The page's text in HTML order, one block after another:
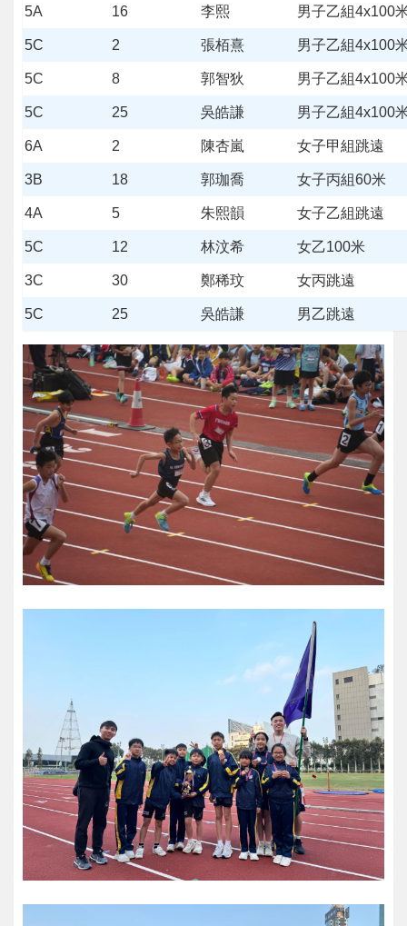
5A 16 李熙 男子乙組4x100
5C 2 張栢熹 男子乙組4x100
5C 8 郭智狄 男子乙組4x100
5C 25 吳皓謙 男子乙組4x100
6A 2 陳杏嵐 女子甲組跳遠
3B 18 郭珈喬 女子丙組60米
4A 5 朱熙韻 女子乙組跳遠
5C 12 林汶希 女乙100米
3C 30 鄭稀玟 女丙跳遠
5C 25 吳皓謙 男乙跳遠